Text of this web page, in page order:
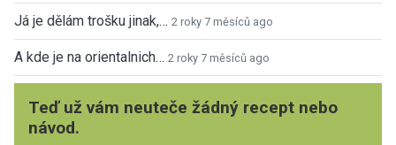
Já je dělám trošku jinak,… 2 roky 7 měsíců ago
A kde je na orientalnich… 2 roky 7 měsíců ago
Teď už vám neuteče žádný recept nebo
návod.